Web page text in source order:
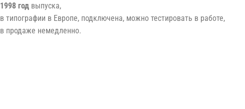
1998 год выпуска,
в типографии в Европе, подключена, можно тестировать в работе,
в продаже немедленно.